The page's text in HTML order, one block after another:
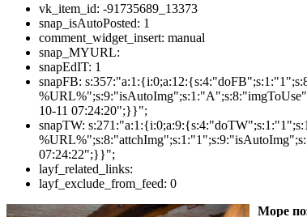
vk_item_id: -91735689_13373
snap_isAutoPosted: 1
comment_widget_insert: manual
snap_MYURL:
snapEdIT: 1
snapFB:
10-11 07:24:20";}}";
snapTW:
07:24:22";}}";
layf_related_links:
layf_exclude_from_feed: 0
Море